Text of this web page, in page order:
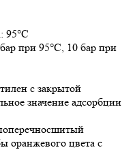
95°C
при 95°C, 10 бар при
с закрытой
значение адсорбции
оранжевого цвета с